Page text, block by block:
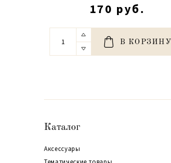
170 руб.
В КОРЗИНУ
Каталог
Аксессуары